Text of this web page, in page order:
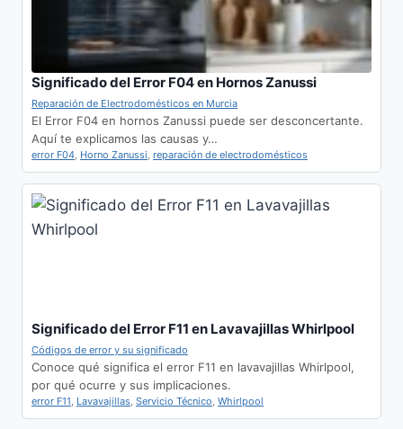
Significado del Error F04 en Hornos Zanussi
Reparación de Electrodomésticos en Murcia
El Error F04 en hornos Zanussi puede ser desconcertante.
Aquí te explicamos las causas y…
error F04, Horno Zanussi, reparación de electrodomésticos
Significado del Error F11 en Lavavajillas Whirlpool
Códigos de error y su significado
Conoce qué significa el error F11 en lavavajillas Whirlpool,
por qué ocurre y sus implicaciones.
error F11, Lavavajillas, Servicio Técnico, Whirlpool